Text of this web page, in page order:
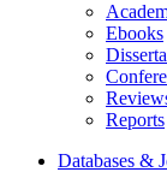
Ebooks
Reports
Databases &